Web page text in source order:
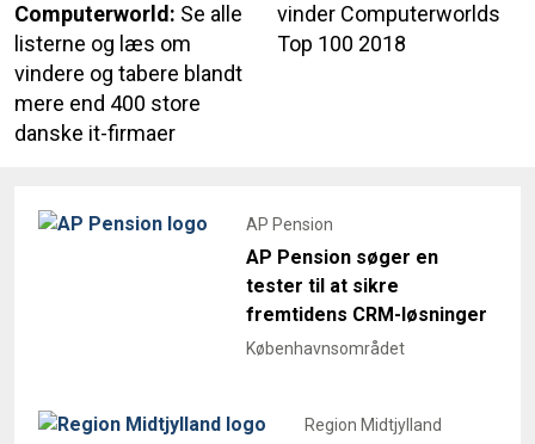
Computerworld: Se alle
listerne og læs om
vindere og tabere blandt
mere end 400 store
danske it-firmaer
vinder Computerworlds
Top 100 2018
AP Pension
AP Pension søger en
tester til at sikre
fremtidens CRM-løsninger
Københavnsområdet
Region Midtjylland